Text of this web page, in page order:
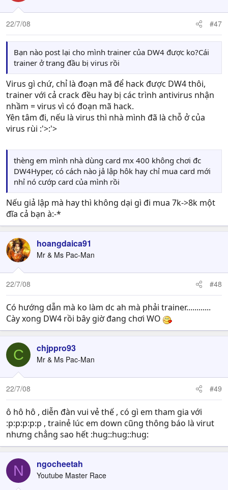
22/7/08 #47
Bạn nào post lại cho mình trainer của DW4 được ko?Cái
trainer ở trang đầu bị virus rồi
Virus gì chứ, chỉ là đoạn mã để hack được DW4 thôi,
trainer với cả crack đều hay bị các trình antivirus nhận
nhầm = virus vì có đoạn mã hack.
Yên tâm đi, nếu là virus thì nhà mình đã là chỗ ở của
virus rùi :'>:'>
thèng em mình nhà dùng card mx 400 không chơi đc
DW4Hyper, có cách nào jả lập hôk hay chỉ mua card mới
nhỉ nó cướp card của mình rồi
Nếu giả lập mà hay thì không dại gì đi mua 7k->8k một
đĩa cả bạn à:-*
hoangdaica91
Mr & Ms Pac-Man
22/7/08 #48
Có hướng dẫn mà ko làm dc ah mà phải trainer............
Cày xong DW4 rồi bây giờ đang chơi WO
C chjppro93
Mr & Ms Pac-Man
22/7/08 #49
ô hô hô , diễn đàn vui vẻ thế , có gì em tham gia với
:p:p:p:p:p , trainẻ lúc em down cũng thông báo là virut
nhưng chẳng sao hết :hug::hug::hug:
N ngocheetah
Youtube Master Race